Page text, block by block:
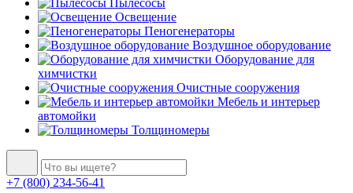
Пылесосы
Освещение
Пеногенераторы
Воздушное оборудование
Оборудование для
химчистки
Очистные сооружения
Мебель и интерьер
автомойки
Толщиномеры
+7 (800) 234-56-41